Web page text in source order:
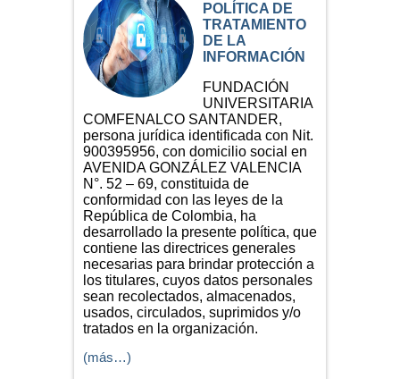
POLÍTICA DE
TRATAMIENTO
DE LA
INFORMACIÓN
FUNDACIÓN
UNIVERSITARIA
COMFENALCO SANTANDER,
persona jurídica identificada con Nit.
900395956, con domicilio social en
AVENIDA GONZÁLEZ VALENCIA
N°. 52 – 69, constituida de
conformidad con las leyes de la
República de Colombia, ha
desarrollado la presente política, que
contiene las directrices generales
necesarias para brindar protección a
los titulares, cuyos datos personales
sean recolectados, almacenados,
usados, circulados, suprimidos y/o
tratados en la organización.
(más…)